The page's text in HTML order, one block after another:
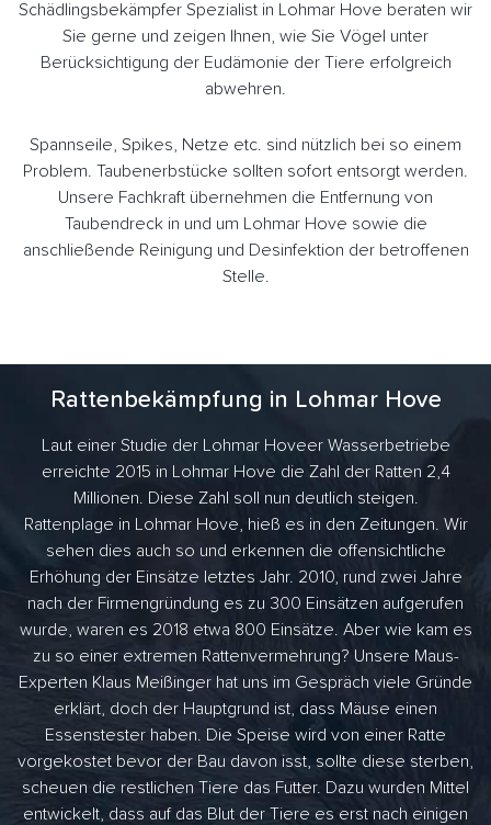
Schädlingsbekämpfer Spezialist in Lohmar Hove beraten wir
Sie gerne und zeigen Ihnen, wie Sie Vögel unter
Berücksichtigung der Eudämonie der Tiere erfolgreich
abwehren.
Spannseile, Spikes, Netze etc. sind nützlich bei so einem
Problem. Taubenerbstücke sollten sofort entsorgt werden.
Unsere Fachkraft übernehmen die Entfernung von
Taubendreck in und um Lohmar Hove sowie die
anschließende Reinigung und Desinfektion der betroffenen
Stelle.
Rattenbekämpfung in Lohmar Hove
Laut einer Studie der Lohmar Hoveer Wasserbetriebe
erreichte 2015 in Lohmar Hove die Zahl der Ratten 2,4
Millionen. Diese Zahl soll nun deutlich steigen.
Rattenplage in Lohmar Hove, hieß es in den Zeitungen. Wir
sehen dies auch so und erkennen die offensichtliche
Erhöhung der Einsätze letztes Jahr. 2010, rund zwei Jahre
nach der Firmengründung es zu 300 Einsätzen aufgerufen
wurde, waren es 2018 etwa 800 Einsätze. Aber wie kam es
zu so einer extremen Rattenvermehrung? Unsere Maus-
Experten Klaus Meißinger hat uns im Gespräch viele Gründe
erklärt, doch der Hauptgrund ist, dass Mäuse einen
Essenstester haben. Die Speise wird von einer Ratte
vorgekostet bevor der Bau davon isst, sollte diese sterben,
scheuen die restlichen Tiere das Futter. Dazu wurden Mittel
entwickelt, dass auf das Blut der Tiere es erst nach einigen